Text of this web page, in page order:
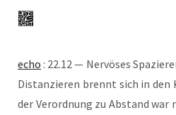
echo : 22.12 — Ner­vö­ses
Distan­zie­ren brennt sich in den
der Ver­ord­nung zu Abstand